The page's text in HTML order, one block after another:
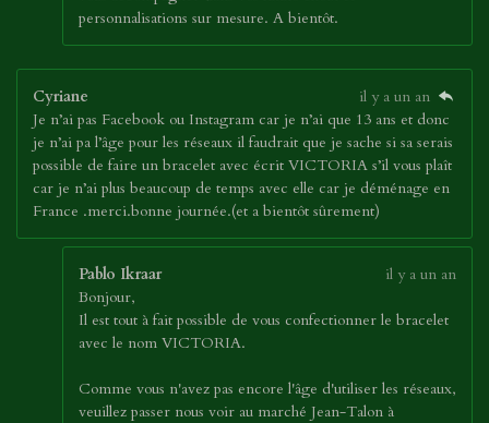
personnalisations sur mesure. A bientôt.
Cyriane
il y a un an
Je n’ai pas Facebook ou Instagram car je n’ai que 13 ans et donc
je n’ai pa l’âge pour les réseaux il faudrait que je sache si sa serais
possible de faire un bracelet avec écrit VICTORIA s’il vous plaît
car je n’ai plus beaucoup de temps avec elle car je déménage en
France .merci.bonne journée.(et a bientôt sûrement)
Pablo Ikraar
il y a un an
Bonjour,
Il est tout à fait possible de vous confectionner le bracelet
avec le nom VICTORIA.
Comme vous n'avez pas encore l'âge d'utiliser les réseaux,
veuillez passer nous voir au marché Jean-Talon à